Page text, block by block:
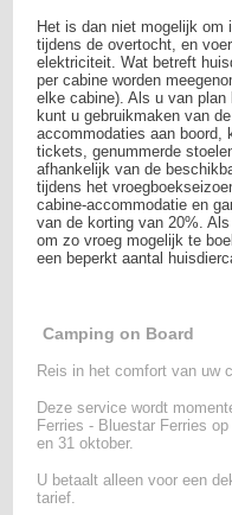
Het is dan niet mogelijk om
tijdens de overtocht, en
elektriciteit. Wat betreft
per cabine worden
elke cabine). Als u van
kunt u gebruikmaken van
accommodaties aan boord,
tickets, genummerde
afhankelijk van de
tijdens het
cabine-accommodatie en
van de korting van 20%.
om zo vroeg mogelijk te
een beperkt aantal
Camping on Board
Reis in het comfort van uw
Deze service wordt
Ferries - Bluestar Ferries
en 31 oktober.
U betaalt alleen voor een
tarief.